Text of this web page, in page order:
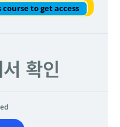
to get access
확인